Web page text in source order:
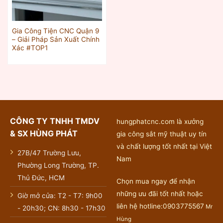
Gia Công Tiện CNC Quận 9
– Giải Pháp Sản Xuất Chính
Xác #TOP1
CÔNG TY TNHH TMDV
& SX HÙNG PHÁT
27B/47 Trường Lưu,
Phường Long Trường, TP.
Thủ Đức, HCM
Giờ mở cửa: T2 - T7: 9h00
- 20h30; CN: 8h30 - 17h30
hungphatcnc.com là xưởng
gia công sắt mỹ thuật uy tín
và chất lượng tốt nhất tại Việt
Nam
Chọn mua ngay để nhận
những ưu đãi tốt nhất hoặc
liên hệ hotline:0903775567 Mr
Hùng